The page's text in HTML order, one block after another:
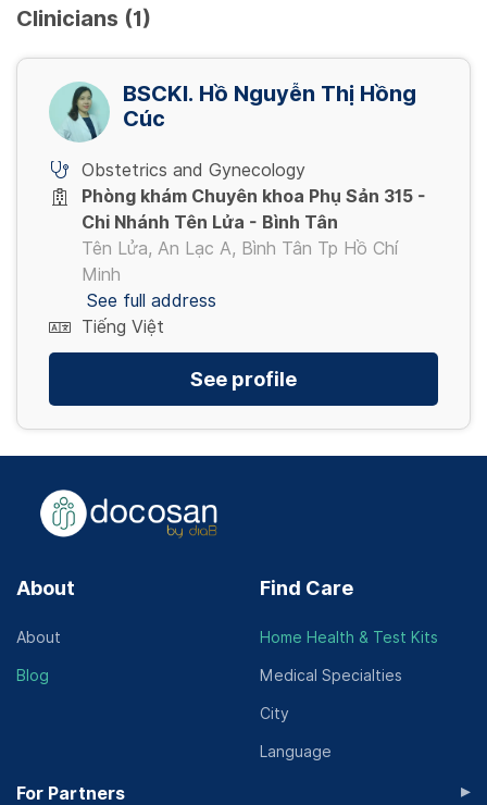
Clinicians (1)
BSCKI. Hồ Nguyễn Thị Hồng
Cúc
Obstetrics and Gynecology
Phòng khám Chuyên khoa Phụ Sản 315 -
Chi Nhánh Tên Lửa - Bình Tân
Tên Lửa, An Lạc A, Bình Tân Tp Hồ Chí
Minh
See full address
Tiếng Việt
See profile
About
About
Blog
Find Care
Home Health & Test Kits
Medical Specialties
City
Language
For Partners ▸